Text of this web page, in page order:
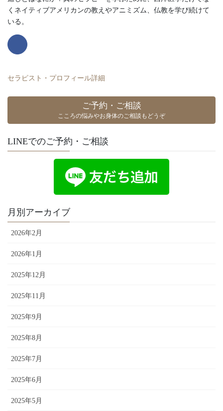
くネイティブアメリカンの教えやアニミズム、仏教を学び続けて
いる。
セラピスト・プロフィール詳細
ご予約・ご相談
こころの悩みやお身体のご相談もどうぞ
LINEでのご予約・ご相談
月別アーカイブ
2026年2月
2026年1月
2025年12月
2025年11月
2025年9月
2025年8月
2025年7月
2025年6月
2025年5月